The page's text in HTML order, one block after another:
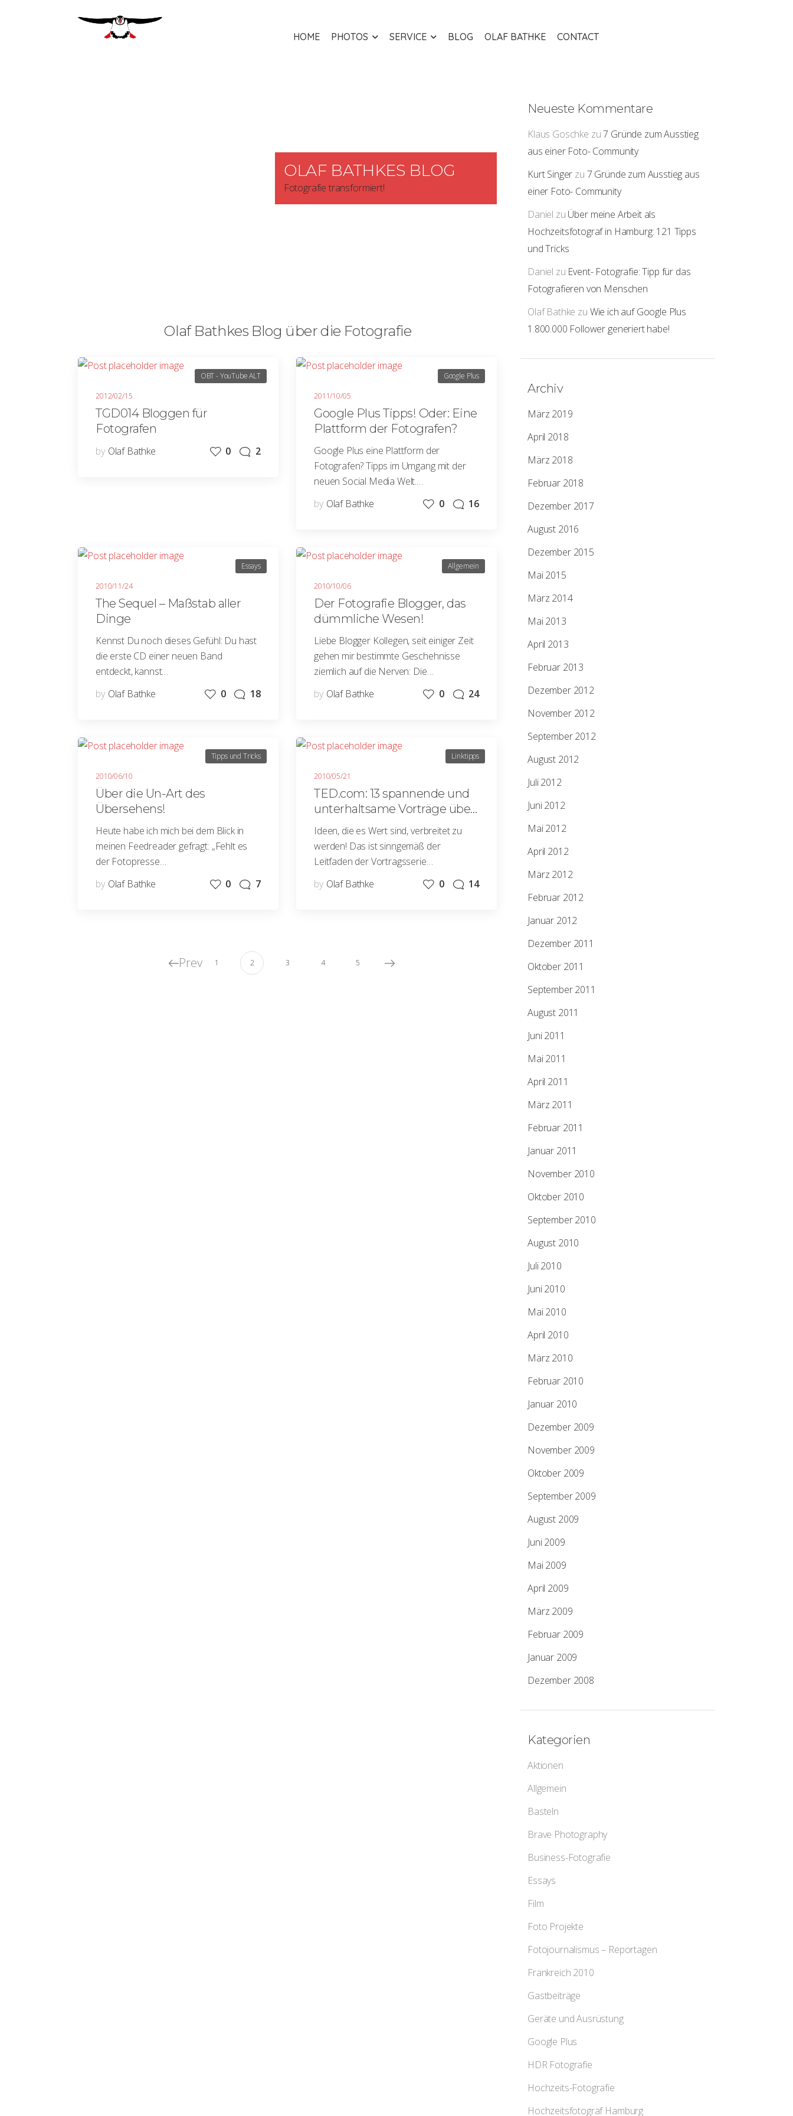
HOME PHOTOS SERVICE BLOG OLAF BATHKE CONTACT
Neueste Kommentare
Klaus Goschke zu7 Gründe zum Ausstieg
aus einer Foto- Community
Kurt Singer zu 7 Gründe zum Ausstieg aus
einer Foto- Community
Daniel zu Über meine Arbeit als
Hochzeitsfotograf in Hamburg: 121 Tipps
und Tricks
Daniel zu Event- Fotografie: Tipp für das
Fotografieren von Menschen
Olaf Bathke zu Wie ich auf Google Plus
1.800.000 Follower generiert habe!
Archiv
März 2019
April 2018
März 2018
Februar 2018
Dezember 2017
August 2016
Dezember 2015
Mai 2015
März 2014
Mai 2013
April 2013
Februar 2013
Dezember 2012
November 2012
September 2012
August 2012
Juli 2012
Juni 2012
Mai 2012
April 2012
März 2012
Februar 2012
Januar 2012
Dezember 2011
Oktober 2011
September 2011
August 2011
Juni 2011
Mai 2011
April 2011
März 2011
Februar 2011
Januar 2011
November 2010
Oktober 2010
September 2010
August 2010
Juli 2010
Juni 2010
Mai 2010
April 2010
März 2010
Februar 2010
Januar 2010
Dezember 2009
November 2009
Oktober 2009
September 2009
August 2009
Juni 2009
Mai 2009
April 2009
März 2009
Februar 2009
Januar 2009
Dezember 2008
Kategorien
Aktionen
Allgemein
Basteln
Brave Photography
Business-Fotografie
Essays
Film
Foto Projekte
Fotojournalismus – Reportagen
Frankreich 2010
Gastbeiträge
Geräte und Ausrüstung
Google Plus
HDR Fotografie
Hochzeits-Fotografie
Hochzeitsfotograf Hamburg
OLAF BATHKES BLOG
Fotografie transformiert!
Olaf Bathkes Blog über die Fotografie
2012/02/15
OBT - YouTube ALT
TGD014 Bloggen für
Fotografen
by Olaf Bathke 0 2
2011/10/05
Google Plus
Google Plus Tipps! Oder: Eine
Plattform der Fotografen?
Google Plus eine Plattform der
Fotografen? Tipps im Umgang mit der
neuen Social Media Welt.…
by Olaf Bathke 0 16
2010/11/24
Essays
The Sequel – Maßstab aller
Dinge
Kennst Du noch dieses Gefühl: Du hast
die erste CD einer neuen Band
entdeckt, kannst…
by Olaf Bathke 0 18
2010/10/06
Allgemein
Der Fotografie Blogger, das
dümmliche Wesen!
Liebe Blogger Kollegen, seit einiger Zeit
gehen mir bestimmte Geschehnisse
ziemlich auf die Nerven: Die…
by Olaf Bathke 0 24
2010/06/10
Tipps und Tricks
Über die Un-Art des
Übersehens!
Heute habe ich mich bei dem Blick in
meinen Feedreader gefragt: „Fehlt es
der Fotopresse…
by Olaf Bathke 0 7
2010/05/21
Linktipps
TED.com: 13 spannende und
unterhaltsame Vorträge über
Fotografie
Ideen, die es Wert sind, verbreitet zu
werden! Das ist sinngemäß der
Leitfaden der Vortragsserie…
by Olaf Bathke 0 14
Prev 1 2 3 4 5